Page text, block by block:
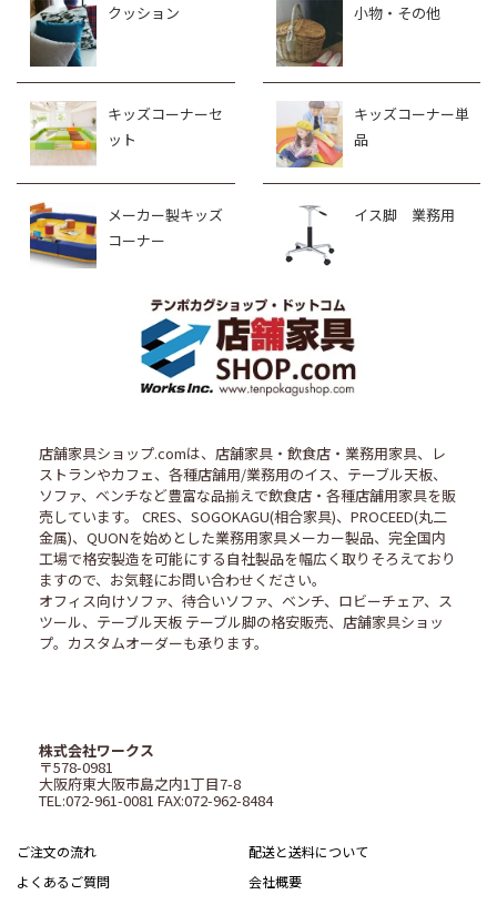
クッション 小物・その他
キッズコーナーセ
ット
キッズコーナー単
品
メーカー製キッズ
コーナー
イス脚 業務用
店舗家具ショップ.comは、店舗家具・飲食店・業務用家具、レ
ストランやカフェ、各種店舗用/業務用のイス、テーブル天板、
ソファ、ベンチなど豊富な品揃えで飲食店・各種店舗用家具を販
売しています。 CRES、SOGOKAGU(相合家具)、PROCEED(丸二
金属)、QUONを始めとした業務用家具メーカー製品、完全国内
工場で格安製造を可能にする自社製品を幅広く取りそろえており
ますので、お気軽にお問い合わせください。
オフィス向けソファ、待合いソファ、ベンチ、ロビーチェア、ス
ツール、テーブル天板 テーブル脚の格安販売、店舗家具ショッ
プ。カスタムオーダーも承ります。
株式会社ワークス
〒578-0981
大阪府東大阪市島之内1丁目7-8
TEL:072-961-0081 FAX:072-962-8484
ご注文の流れ
配送と送料について
よくあるご質問
会社概要